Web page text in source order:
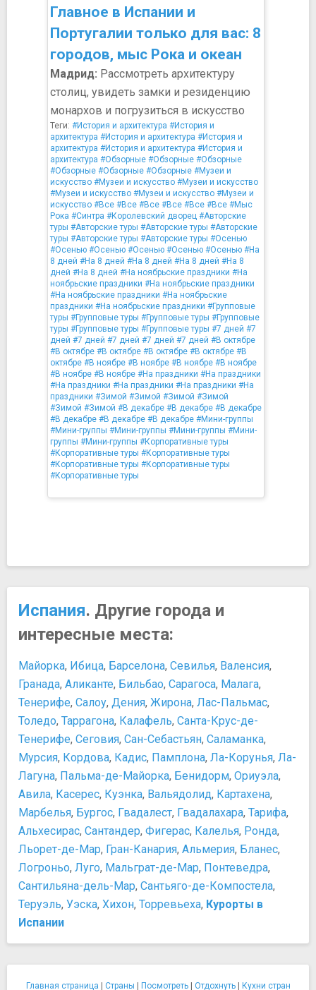
Главное в Испании и
Португалии только для вас: 8
городов, мыс Рока и океан
Мадрид: Рассмотреть архитектуру
столиц, увидеть замки и резиденцию
монархов и погрузиться в искусство
Теги: #История и архитектура #История и
архитектура #История и архитектура #История и
архитектура #История и архитектура #История и
архитектура #Обзорные #Обзорные #Обзорные
#Обзорные #Обзорные #Обзорные #Музеи и
искусство #Музеи и искусство #Музеи и искусство
#Музеи и искусство #Музеи и искусство #Музеи и
искусство #Все #Все #Все #Все #Все #Все #Мыс
Рока #Синтра #Королевский дворец #Авторские
туры #Авторские туры #Авторские туры #Авторские
туры #Авторские туры #Авторские туры #Осенью
#Осенью #Осенью #Осенью #Осенью #Осенью #На
8 дней #На 8 дней #На 8 дней #На 8 дней #На 8
дней #На 8 дней #На ноябрьские праздники #На
ноябрьские праздники #На ноябрьские праздники
#На ноябрьские праздники #На ноябрьские
праздники #На ноябрьские праздники #Групповые
туры #Групповые туры #Групповые туры #Групповые
туры #Групповые туры #Групповые туры #7 дней #7
дней #7 дней #7 дней #7 дней #7 дней #В октябре
#В октябре #В октябре #В октябре #В октябре #В
октябре #В ноябре #В ноябре #В ноябре #В ноябре
#В ноябре #В ноябре #На праздники #На праздники
#На праздники #На праздники #На праздники #На
праздники #Зимой #Зимой #Зимой #Зимой
#Зимой #Зимой #В декабре #В декабре #В декабре
#В декабре #В декабре #В декабре #Мини-группы
#Мини-группы #Мини-группы #Мини-группы #Мини-
группы #Мини-группы #Корпоративные туры
#Корпоративные туры #Корпоративные туры
#Корпоративные туры #Корпоративные туры
#Корпоративные туры
Испания. Другие города и
интересные места:
Майорка, Ибица, Барселона, Севилья, Валенсия,
Гранада, Аликанте, Бильбао, Сарагоса, Малага,
Тенерифе, Салоу, Дения, Жирона, Лас-Пальмас,
Толедо, Таррагона, Калафель, Санта-Крус-де-
Тенерифе, Сеговия, Сан-Себастьян, Саламанка,
Мурсия, Кордова, Кадис, Памплона, Ла-Корунья, Ла-
Лагуна, Пальма-де-Майорка, Бенидорм, Ориуэла,
Авила, Касерес, Куэнка, Вальядолид, Картахена,
Марбелья, Бургос, Гвадалест, Гвадалахара, Тарифа,
Альхесирас, Сантандер, Фигерас, Калелья, Ронда,
Льорет-де-Мар, Гран-Канария, Альмерия, Бланес,
Логроньо, Луго, Мальграт-де-Мар, Понтеведра,
Сантильяна-дель-Мар, Сантьяго-де-Компостела,
Теруэль, Уэска, Хихон, Торревьеха, Курорты в
Испании
Главная страница Страны Посмотреть| Отдохнуть| Кухни стран